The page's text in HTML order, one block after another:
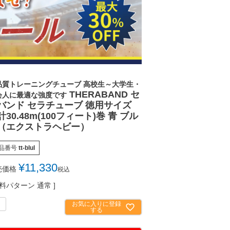
質トレーニングチューブ 高校生～大学生・
人に最適な強度です THERABAND セ
ンド セラチューブ 徳用サイズ
30.48m(100フィート)巻 青 ブル
エクストラヘビー）
番号 tt-blul
価格 ¥11,330税込
パターン 通常
お気に入りに登録
する